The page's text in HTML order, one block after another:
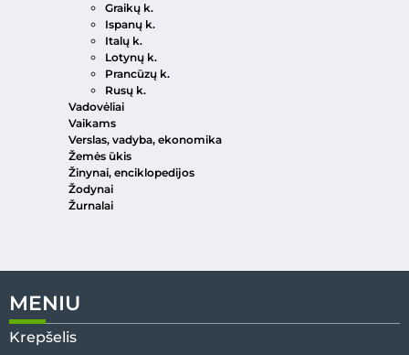
Graikų k.
Ispanų k.
Italų k.
Lotynų k.
Prancūzų k.
Rusų k.
Vadovėliai
Vaikams
Verslas, vadyba, ekonomika
Žemės ūkis
Žinynai, enciklopedijos
Žodynai
Žurnalai
MENIU
Krepšelis